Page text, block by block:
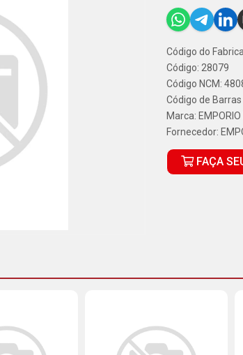
Código do
Código: 28079
Código NCM:
Código de
Marca:
Fornecedor:
FAÇA